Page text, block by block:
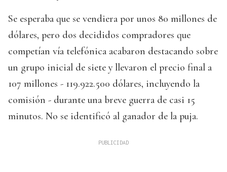
Se esperaba que se vendiera por unos 80 millones de
dólares, pero dos decididos compradores que
competían vía telefónica acabaron destacando sobre
un grupo inicial de siete y llevaron el precio final a
107 millones - 119.922.500 dólares, incluyendo la
comisión - durante una breve guerra de casi 15
minutos. No se identificó al ganador de la puja.